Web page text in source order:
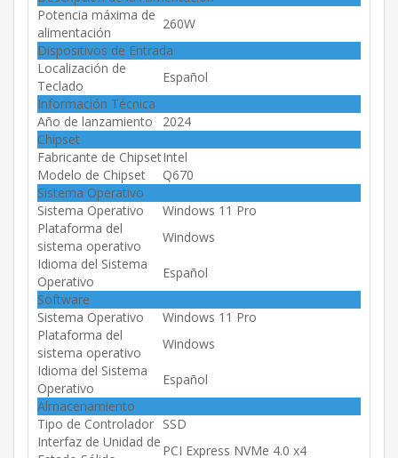
Potencia máxima de
alimentación
260W
Dispositivos de Entrada
Localización de
Teclado
Español
Información Técnica
Año de lanzamiento
2024
Chipset
Fabricante de ChipsetIntel
Modelo de Chipset
Q670
Sistema Operativo
Sistema Operativo
Windows 11 Pro
Plataforma del
sistema operativo
Windows
Idioma del Sistema
Operativo
Español
Software
Sistema Operativo
Windows 11 Pro
Plataforma del
sistema operativo
Windows
Idioma del Sistema
Operativo
Español
Almacenamiento
Tipo de Controlador SSD
Interfaz de Unidad de
PCI Express NVMe 4.0 x4